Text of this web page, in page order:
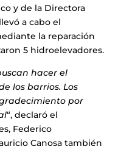
y de la Directora
a cabo el
la reparación
5 hidroelevadores.
hacer el
los barrios. Los
por
“, declaró el
Federico
Canosa también